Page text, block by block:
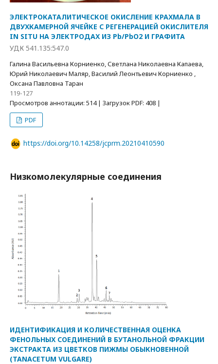
ЭЛЕКТРОКАТАЛИТИЧЕСКОЕ ОКИСЛЕНИЕ КРАХМАЛА В
ДВУХКАМЕРНОЙ ЯЧЕЙКЕ С РЕГЕНЕРАЦИЕЙ ОКИСЛИТЕЛЯ
IN SITU НА ЭЛЕКТРОДАХ ИЗ Pb/PbO2 И ГРАФИТА
УДК 541.135:547.0
Галина Васильевна Корниенко, Светлана Николаевна Капаева,
Юрий Николаевич Маляр, Василий Леонтьевич Корниенко ,
Оксана Павловна Таран
119-127
Просмотров аннотации: 514 | Загрузок PDF: 408 |
PDF
https://doi.org/10.14258/jcprm.20210410590
Низкомолекулярные соединения
ИДЕНТИФИКАЦИЯ И КОЛИЧЕСТВЕННАЯ ОЦЕНКА
ФЕНОЛЬНЫХ СОЕДИНЕНИЙ В БУТАНОЛЬНОЙ ФРАКЦИИ
ЭКСТРАКТА ИЗ ЦВЕТКОВ ПИЖМЫ ОБЫКНОВЕННОЙ
(TANACETUM VULGARE)